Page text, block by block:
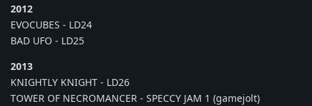
2012
EVOCUBES - LD24
BAD UFO - LD25
2013
KNIGHTLY KNIGHT - LD26
TOWER OF NECROMANCER - SPECCY JAM 1 (gamejolt)